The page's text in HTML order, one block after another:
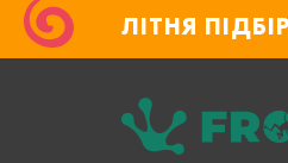
ЛІТНЯ